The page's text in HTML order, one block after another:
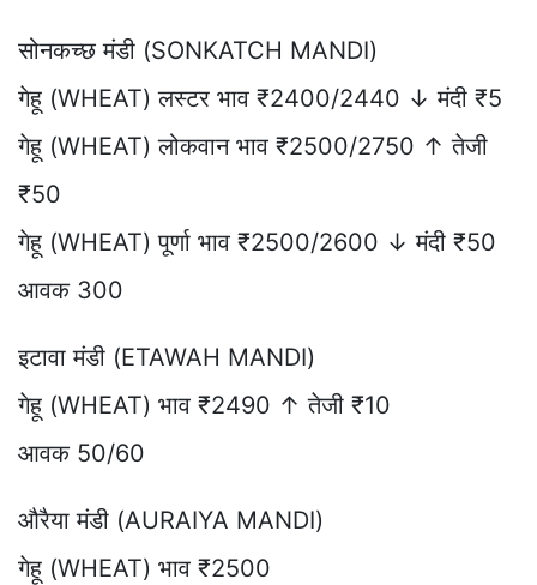
सोनकच्छ मंडी (SONKATCH MANDI)
गेहू (WHEAT) लस्टर भाव ₹2400/2440 ↓ मंदी ₹5
गेहू (WHEAT) लोकवान भाव ₹2500/2750 ↑ तेजी
₹50
गेहू (WHEAT) पूर्णा भाव ₹2500/2600 ↓ मंदी ₹50
आवक 300
इटावा मंडी (ETAWAH MANDI)
गेहू (WHEAT) भाव ₹2490 ↑ तेजी ₹10
आवक 50/60
औरैया मंडी (AURAIYA MANDI)
गेहू (WHEAT) भाव ₹2500